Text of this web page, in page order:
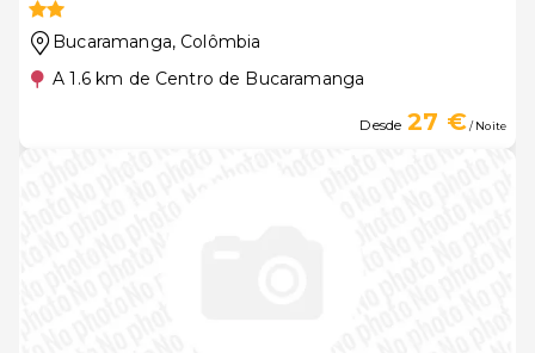
Bucaramanga, Colômbia
A 1.6 km de Centro de Bucaramanga
Desde 27 €/ Noite